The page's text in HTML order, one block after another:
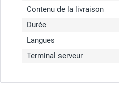
Contenu de la livraison
Durée
Langues
Terminal serveur